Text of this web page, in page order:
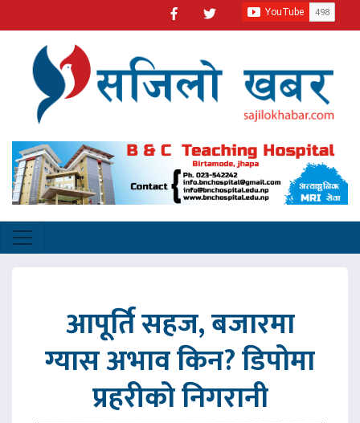
आपूर्ति सहज, बजारमा
ग्यास अभाव किन? डिपोमा
प्रहरीको निगरानी